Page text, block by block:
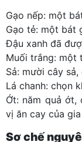
Gạo nếp: một
Gạo tẻ: một bát
Đậu xanh đã
Muối trắng: một
Sả: mười cây
Lá chanh: chọn
Ớt: năm quả
vị ăn cay của
Sơ chế